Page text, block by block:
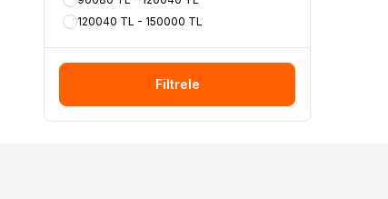
120040 TL - 150000 TL
Filtrele